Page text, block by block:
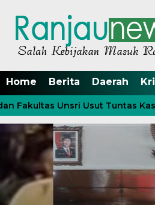
Home Berita Daerah
Fakultas Unsri Usut Tuntas